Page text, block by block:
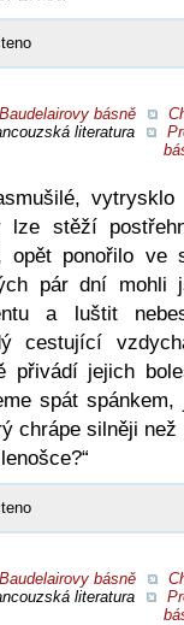
Baudelairovy básně
literatura
vytrysklo
lze stěží
opět ponořilo ve
pár dní mohli
a luštit
cestující
přivádí jejich
spát spánkem,
chrápe silněji než
Baudelairovy básně
literatura